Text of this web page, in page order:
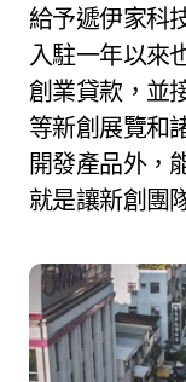
給予遞伊家科
入駐一年以來
創業貸款，並
等新創展覽和
開發產品外，
就是讓新創團